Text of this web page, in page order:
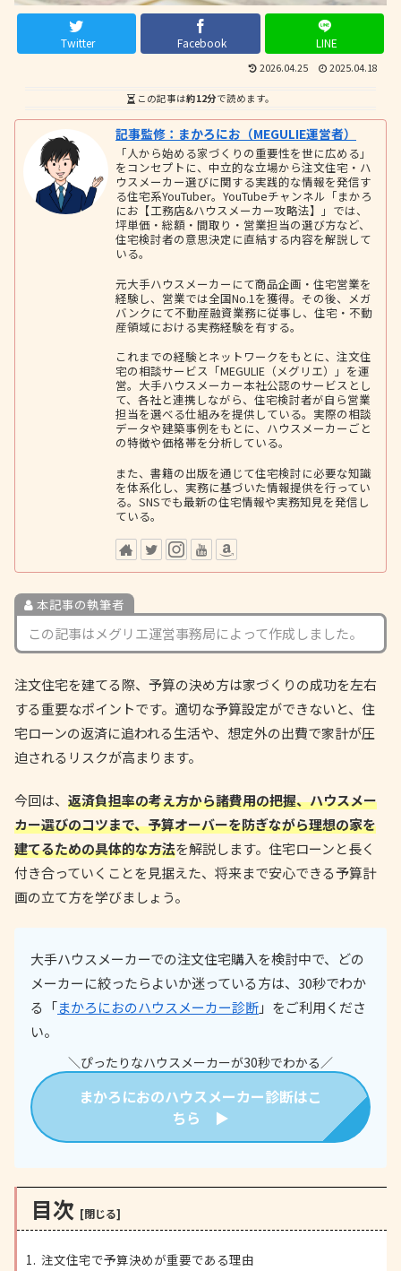
Twitter Facebook LINE
2026.04.25 2025.04.18
この記事は約12分で読めます。
記事監修：まかろにお（MEGULIE運営者）
「人から始める家づくりの重要性を世に広める」
をコンセプトに、中立的な立場から注文住宅・ハ
ウスメーカー選びに関する実践的な情報を発信す
る住宅系YouTuber。YouTubeチャンネル「まかろ
にお【工務店&ハウスメーカー攻略法】」では、
坪単価・総額・間取り・営業担当の選び方など、
住宅検討者の意思決定に直結する内容を解説して
いる。
元大手ハウスメーカーにて商品企画・住宅営業を
経験し、営業では全国No.1を獲得。その後、メガ
バンクにて不動産融資業務に従事し、住宅・不動
産領域における実務経験を有する。
これまでの経験とネットワークをもとに、注文住
宅の相談サービス「MEGULIE（メグリエ）」を運
営。大手ハウスメーカー本社公認のサービスとし
て、各社と連携しながら、住宅検討者が自ら営業
担当を選べる仕組みを提供している。実際の相談
データや建築事例をもとに、ハウスメーカーごと
の特徴や価格帯を分析している。
また、書籍の出版を通じて住宅検討に必要な知識
を体系化し、実務に基づいた情報提供を行ってい
る。SNSでも最新の住宅情報や実務知見を発信し
ている。
本記事の執筆者
この記事はメグリエ運営事務局によって作成しました。
注文住宅を建てる際、予算の決め方は家づくりの成功を左右
する重要なポイントです。適切な予算設定ができないと、住
宅ローンの返済に追われる生活や、想定外の出費で家計が圧
迫されるリスクが高まります。
今回は、 返済負担率の考え方から諸費用の把握、ハウスメー
カー選びのコツまで、予算オーバーを防ぎながら理想の家を
建てるための具体的な方法を解説します。住宅ローンと長く
付き合っていくことを見据えた、将来まで安心できる予算計
画の立て方を学びましょう。
大手ハウスメーカーでの注文住宅購入を検討中で、どの
メーカーに絞ったらよいか迷っている方は、30秒でわか
る「まかろにおのハウスメーカー診断」をご利用くださ
い。
＼ぴったりなハウスメーカーが30秒でわかる／
まかろにおのハウスメーカー診断はこ
ちら ▶
目次
注文住宅で予算決めが重要である理由